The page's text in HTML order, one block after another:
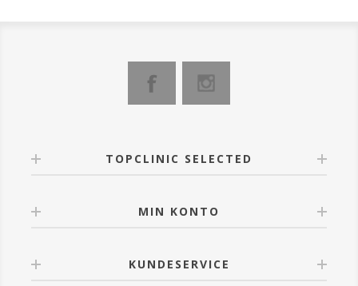
TOPCLINIC SELECTED
MIN KONTO
KUNDESERVICE